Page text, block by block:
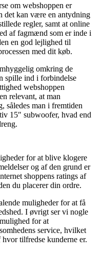
om webshoppen er
det kan være en antydning
regler, samt at online
af fagmænd som er inde i
en god lejlighed til
med dit køb.
omkring de
spille ind i forbindelse
webshoppen
relevant, at man
således man i fremtiden
15″ subwoofer, hvad end
for at blive klogere
og af den grund er
shoppens ratings af
du placerer din ordre.
muligheder for at få
I øvrigt ser vi nogle
for at
service, hvilket
tilfredse kunderne er.